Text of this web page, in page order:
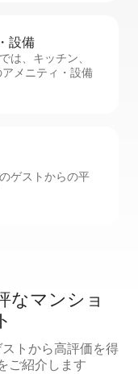
設⁠備
は、キッチン、
メニティ・設備
ゲストからの平
なマンショ
トから高評価を得
ご紹介します